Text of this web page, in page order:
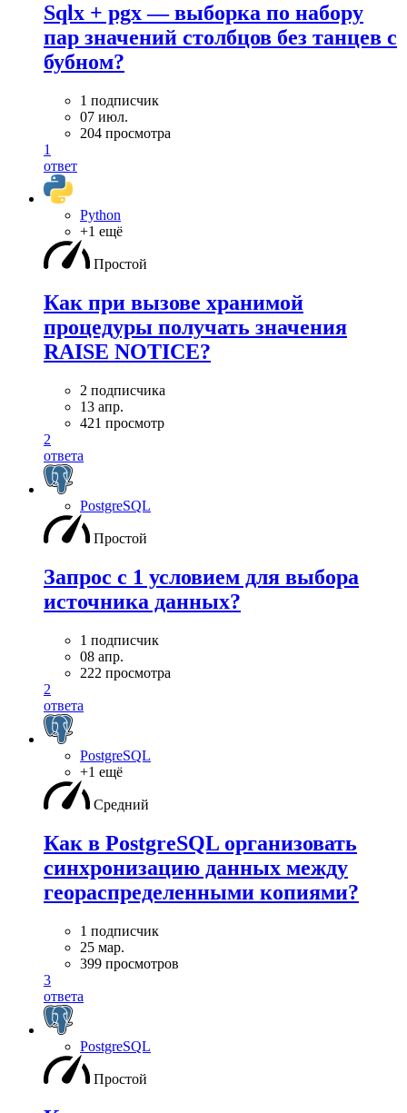
Sqlx + pgx — выборка по набору
пар значений столбцов без танцев с
бубном?
1 подписчик
07 июл.
204 просмотра
1
ответ
Python
+1 ещё
Простой
Как при вызове хранимой
процедуры получать значения
RAISE NOTICE?
2 подписчика
13 апр.
421 просмотр
2
ответа
PostgreSQL
Простой
Запрос с 1 условием для выбора
источника данных?
1 подписчик
08 апр.
222 просмотра
2
ответа
PostgreSQL
+1 ещё
Средний
Как в PostgreSQL организовать
синхронизацию данных между
геораспределенными копиями?
1 подписчик
25 мар.
399 просмотров
3
ответа
PostgreSQL
Простой